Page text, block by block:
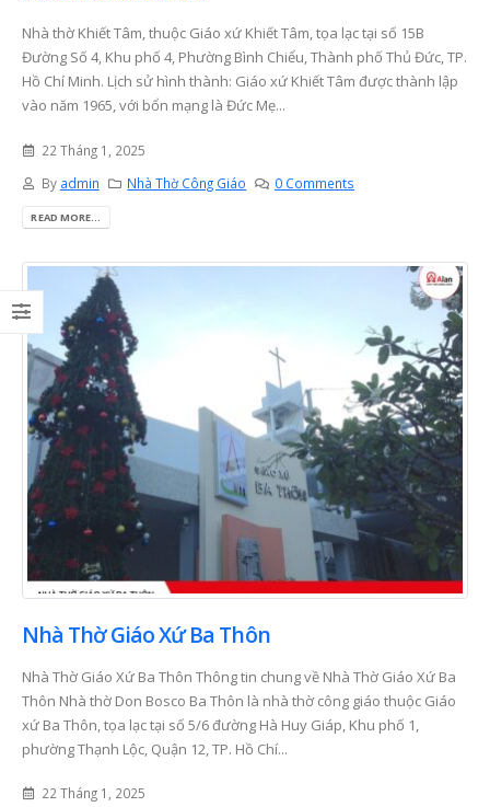
Nhà thờ Khiết Tâm, thuộc Giáo xứ Khiết Tâm, tọa lạc tại số 15B
Đường Số 4, Khu phố 4, Phường Bình Chiểu, Thành phố Thủ Đức, TP.
Hồ Chí Minh. Lịch sử hình thành: Giáo xứ Khiết Tâm được thành lập
vào năm 1965, với bổn mạng là Đức Mẹ...
22 Tháng 1, 2025
By admin Nhà Thờ Công Giáo 0 Comments
READ MORE...
Nhà Thờ Giáo Xứ Ba Thôn
Nhà Thờ Giáo Xứ Ba Thôn Thông tin chung về Nhà Thờ Giáo Xứ Ba
Thôn Nhà thờ Don Bosco Ba Thôn là nhà thờ công giáo thuộc Giáo
xứ Ba Thôn, tọa lạc tại số 5/6 đường Hà Huy Giáp, Khu phố 1,
phường Thạnh Lộc, Quận 12, TP. Hồ Chí...
22 Tháng 1, 2025
Sức Mạnh Gắn Kết Gia
Đình Công Giáo(P2)
6 Tháng 7, 2026
Bí Tích Thánh Thể –
Sức Mạnh Gắn Kết Gia
6 Tháng 7, 2026
Sống Người Công Giáo: Ý
Nghĩa, Cách Chuẩn Bị Và
Sống Đức Tin Mỗi Ngày
6 Tháng 7, 2026
Xu hướng thiết kế bàn
thờ Công giáo hiện đại –
Tối giản nhưng vẫn
trang nghiêm
23 Tháng 6, 2026
Người Công giáo và
tôn kính tổ tiên – Sự
gỡ giữa đức tin và đạo
hiếu Việt Nam
23 Tháng 6, 2026
gian thiêng liêng
Bàn thờ Công giáo gỗ
đẹp Alan, lựa chọn
nghiêm cho gia đình
hiện đại
26 Tháng 5, 2026
Kinh nghiệm chọn
thờ Công giáo đẹp,
hợp với nhà phố,
cư và phòng cầu
26 Tháng 5, 2026